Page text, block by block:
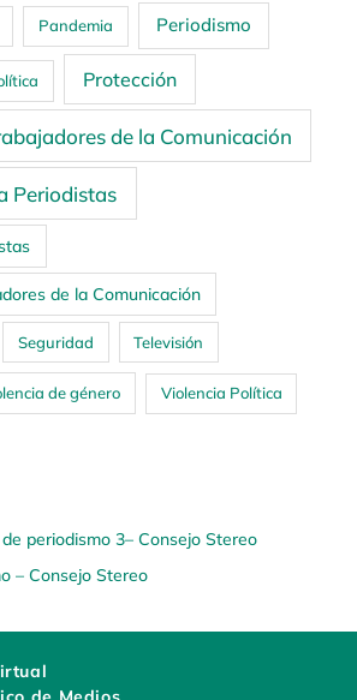
Pandemia Periodismo
Protección
de la Comunicación
Periodistas
de la Comunicación
Seguridad Televisión
de género Violencia Política
periodismo 3– Consejo Stereo
– Consejo Stereo